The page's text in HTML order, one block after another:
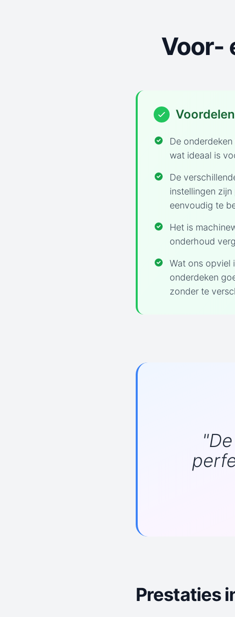
Voor-
Voordelen
De
wat ideaal is
De
instellingen
eenvoudig te
Het is
onderhoud
Wat ons opviel
onderdeken
zonder te
Prestaties